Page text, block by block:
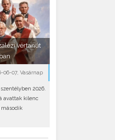
vértanút
06-07, Vasárnap
2026.
avattak kilenc
második